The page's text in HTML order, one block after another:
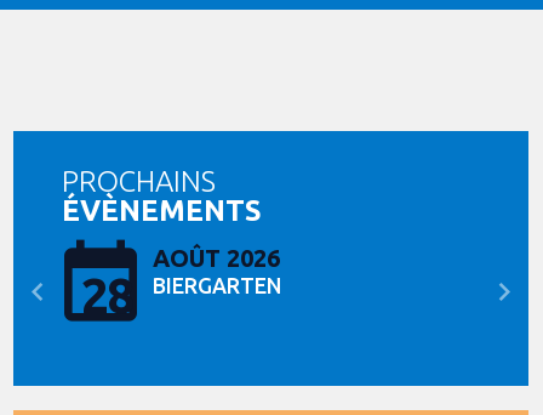
PROCHAINS
ÉVÈNEMENTS
28
AOÛT 2026
BIERGARTEN